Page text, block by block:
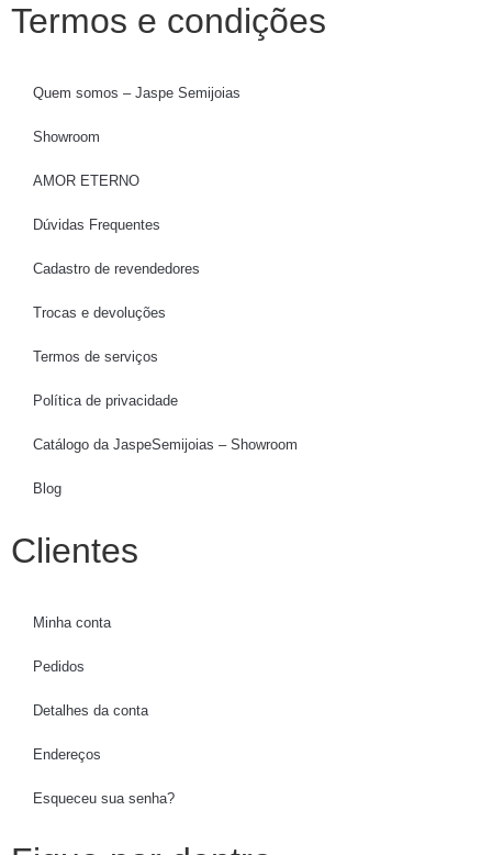
Termos e condições
Quem somos – Jaspe Semijoias
Showroom
AMOR ETERNO
Dúvidas Frequentes
Cadastro de revendedores
Trocas e devoluções
Termos de serviços
Política de privacidade
Catálogo da JaspeSemijoias – Showroom
Blog
Clientes
Minha conta
Pedidos
Detalhes da conta
Endereços
Esqueceu sua senha?